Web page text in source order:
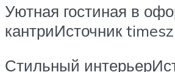
Уютная гостиная в
кантриИсточник
Стильный